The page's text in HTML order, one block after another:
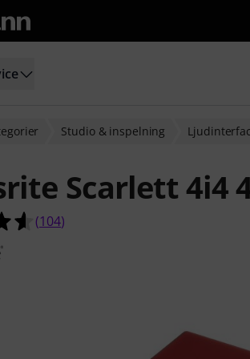
Studio & inspelning
Scarlett 4i4
4.6 av 5 stjärnor från 104 kundbetyg
(104)